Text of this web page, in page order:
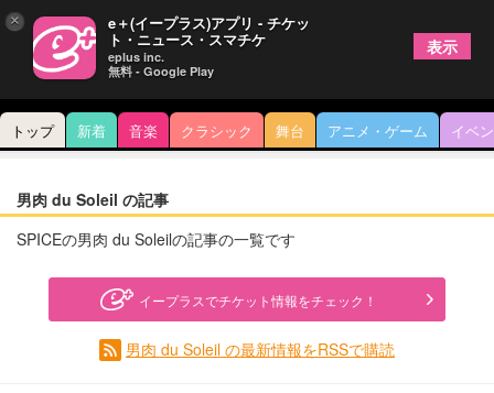
トップ 新着 音楽 クラシック 舞台 アニメ・ゲーム イベ
男肉 du Soleil の記事
SPICEの男肉 du Soleilの記事の一覧です
イープラスでチケット情報をチェック！
男肉 du Soleil の最新情報をRSSで購読
× e＋(イープラス)アプリ - チケッ
ト・ニュース・スマチケ
eplus inc.
無料 - Google Play
表示